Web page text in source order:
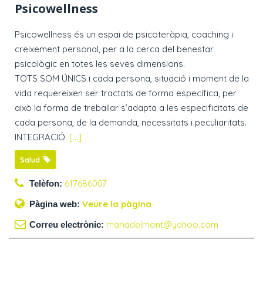
Psicowellness
Psicowellness és un espai de psicoteràpia, coaching i
creixement personal, per a la cerca del benestar
psicològic en totes les seves dimensions.
​TOTS SOM ÚNICS i cada persona, situació i moment de la
vida requereixen ser tractats de forma específica, per
això la forma de treballar s’adapta a les especificitats de
cada persona, de la demanda, necessitats i peculiaritats.
INTEGRACIÓ. [...]
Salud
Telèfon: 617686007
Pàgina web: Veure la pàgina
Correu electrònic: mariadelmont@yahoo.com